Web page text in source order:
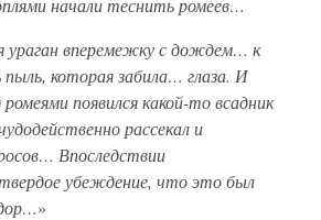
ураган вперемежку с дождем… к
которая забила… глаза. И
появился какой-то всадник
рассекал и
Впоследствии
убеждение, что это был
»